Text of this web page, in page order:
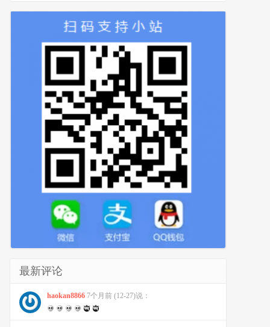
`date +%Y-%m-%H:%M:%S` ”>>./deny
最新评论
haokan8866 7个月前 (12-27)说：